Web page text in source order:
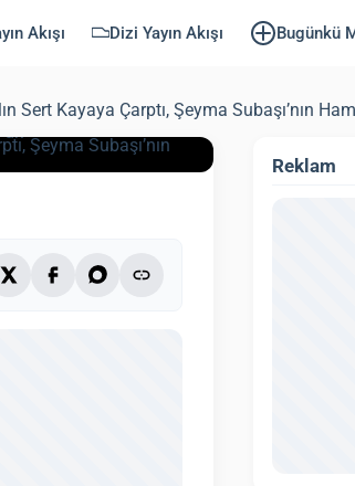
Akışı Dizi Yayın Akışı Bugünkü
Sert Kayaya Çarptı, Şeyma Subaşı’nın
Reklam